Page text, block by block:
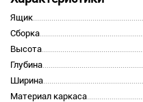
Ящик
Сборка
Высота
Глубина
Ширина
Материал каркаса